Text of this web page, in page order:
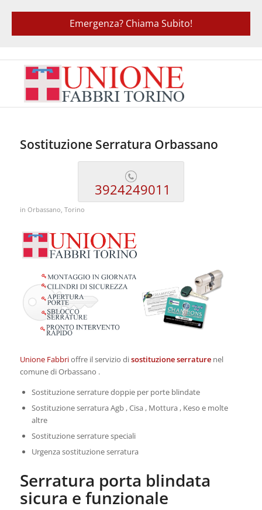
Emergenza? Chiama Subito!
Sostituzione Serratura Orbassano
3924249011
in Orbassano, Torino
Unione Fabbrioffre il servizio disostituzione serraturenel
comune di Orbassano .
Sostituzione serrature doppie per porte blindate
Sostituzione serratura Agb , Cisa , Mottura , Keso e molte
altre
Sostituzione serrature speciali
Urgenza sostituzione serratura
Serratura porta blindata
sicura e funzionale